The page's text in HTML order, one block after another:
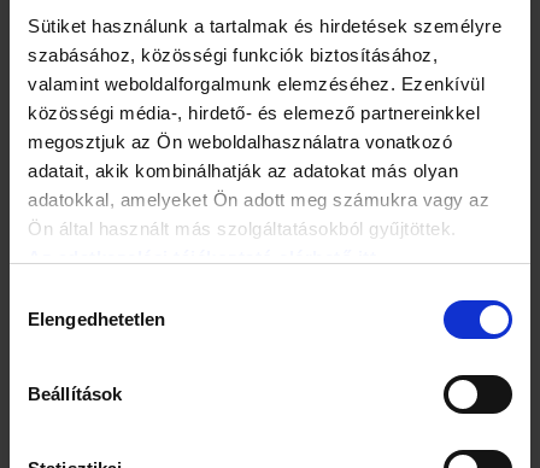
Sütiket használunk a tartalmak és hirdetések személyre
szabásához, közösségi funkciók biztosításához,
valamint weboldalforgalmunk elemzéséhez. Ezenkívül
közösségi média-, hirdető- és elemező partnereinkkel
megosztjuk az Ön weboldalhasználatra vonatkozó
adatait, akik kombinálhatják az adatokat más olyan
adatokkal, amelyeket Ön adott meg számukra vagy az
Ön által használt más szolgáltatásokból gyűjtöttek.
kiválasztása
Elengedhetetlen
Beállítások
"A nem megfelelő mennyiségű inzulin jelentős
komplikációkat okozhat, mint például vakság és
lehetnek, mint a diabetikus kóma vagy halál" - mondta John